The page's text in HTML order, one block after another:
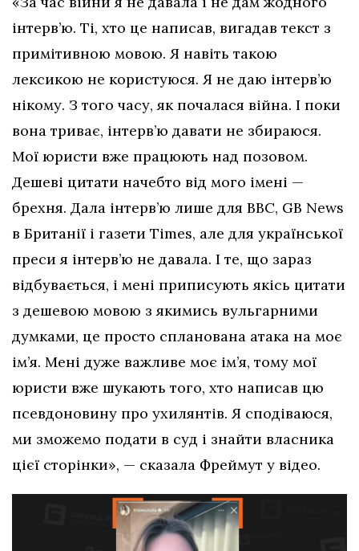
інтерв’ю. Ті, хто це написав, вигадав текст з
примітивною мовою. Я навіть такою
лексикою не користуюся. Я не даю інтерв’ю
нікому. З того часу, як почалася війна. І поки
вона триває, інтерв’ю давати не збираюся.
Мої юристи вже працюють над позовом.
Дешеві цитати начебто від мого імені —
брехня. Дала інтерв’ю лише для BBC, GB News
в Британії і газети Times, але для української
преси я інтерв’ю не давала. І те, що зараз
відбувається, і мені приписують якісь цитати
з дешевою мовою з якимись вульгарними
думками, це просто спланована атака на моє
ім’я. Мені дуже важливе моє ім’я, тому мої
юристи вже шукають того, хто написав цю
псевдоновину про ухилянтів. Я сподіваюся,
ми зможемо подати в суд і знайти власника
цієї сторінки», — сказала Фреймут у відео.